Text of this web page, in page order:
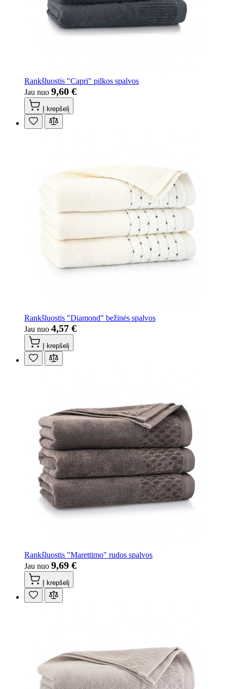
Rankšluostis "Capri" pilkos spalvos
Jau nuo 9,60 €
Į krepšelį
Rankšluostis "Diamond" bežinės spalvos
Jau nuo 4,57 €
Į krepšelį
Rankšluostis "Marettimo" rudos spalvos
Jau nuo 9,69 €
Į krepšelį